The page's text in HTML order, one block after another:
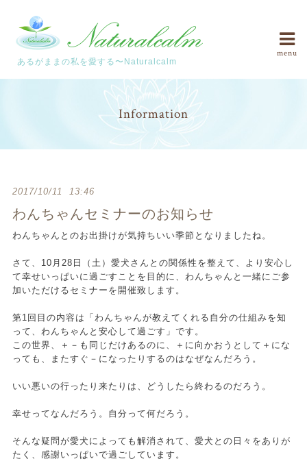
あるがままの私を愛する〜Naturalcalm
menu
Information
2017/10/11 13:46
わんちゃんセミナーのお知らせ
わんちゃんとのお出掛けが気持ちいい季節となりましたね。
さて、10月28日（土）愛犬さんとの関係性を整えて、より安心し
て幸せいっぱいに過ごすことを目的に、わんちゃんと一緒にご参
加いただけるセミナーを開催致します。
第1回目の内容は「わんちゃんが教えてくれる自分の仕組みを知
って、わんちゃんと安心して過ごす」です。
この世界、＋－も同じだけあるのに、＋に向かおうとして＋にな
っても、またすぐ－になったりするのはなぜなんだろう。
いい悪いの行ったり来たりは、どうしたら終わるのだろう。
幸せってなんだろう。自分って何だろう。
そんな疑問が愛犬によっても解消されて、愛犬との日々をありが
たく、感謝いっぱいで過ごしています。